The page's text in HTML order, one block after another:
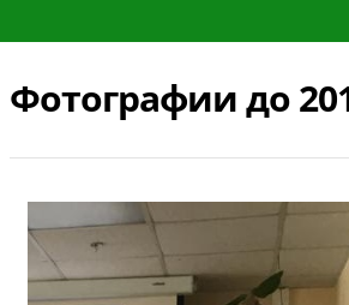
Фотографии до